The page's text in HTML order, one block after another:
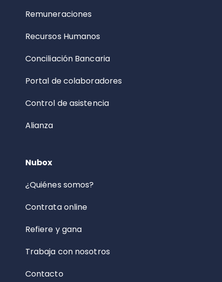
Remuneraciones
Recursos Humanos
Conciliación Bancaria
Portal de colaboradores
Control de asistencia
Alianza
Nubox
¿Quiénes somos?
Contrata online
Refiere y gana
Trabaja con nosotros
Contacto